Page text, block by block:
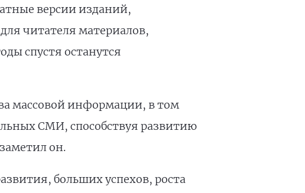
версии изданий,
читателя материалов,
спустя останутся
массовой информации, в том
СМИ, способствуя развитию
он.
больших успехов, роста